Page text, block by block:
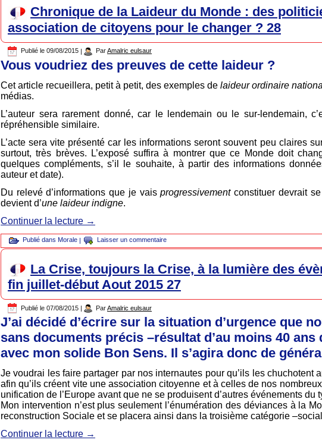
Chronique de la Laideur du Monde : des
association de citoyens pour le changer ? 28
Publié le 09/08/2015 | ParAmalric eulsaur
Vous voudriez des preuves de cette laideur ?
Cet article recueillera, petit à petit, des exemples de laideur ordinaire
médias.
L’auteur sera rarement donné, car le lendemain ou le sur-lendemain,
répréhensible similaire.
L’acte sera vite présenté car les informations seront souvent peu claires
surtout, très brèves. L’exposé suffira à montrer que ce Monde doit
quelques compléments, s’il le souhaite, à partir des informations
auteur et date).
Du relevé d’informations que je vaisprogressivementconstituer devrait
devient d’une laideur indigne.
Continuer la lecture →
Publié dans Morale | Laisser un commentaire
La Crise, toujours la Crise, à la lumière des
fin juillet-début Aout 2015 27
Publié le 07/08/2015 | ParAmalric eulsaur
J’ai décidé d’écrire sur la situation d’urgence que
sans documents précis –résultat d’au moins 40
avec mon solide Bon Sens. Il s’agira donc de
Je voudrai les faire partager par nos internautes pour qu’ils les chuchotent
afin qu’ils créent vite une association citoyenne et à celles de nos
unification de l’Europe avant que ne se produisent d’autres événements du
Mon intervention n’est plus seulement l’énumération des déviances à la
reconstruction Sociale et se placera ainsi dans la troisième catégorie
Continuer la lecture →